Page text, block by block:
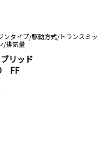
ンタイプ/駆動方式/トランスミッ
/排気量
リッド
FF